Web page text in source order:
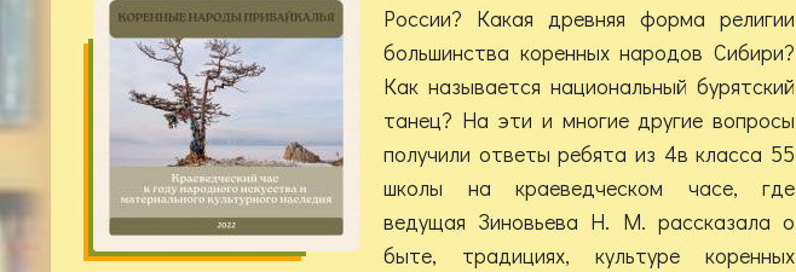
России? Какая древняя форма религии
большинства коренных народов Сибири?
Как называется национальный бурятский
танец? На эти и многие другие вопросы
получили ответы ребята из 4в класса 55
школы на краеведческом часе, где
ведущая Зиновьева Н. М. рассказала о
быте, традициях, культуре коренных